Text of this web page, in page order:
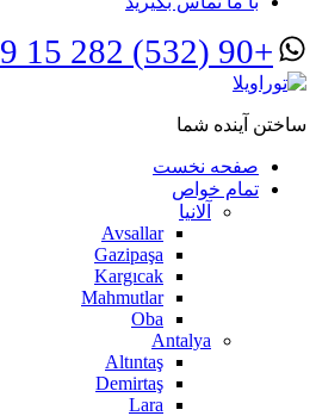
+90 (532) 282 15 99
ساختن آینده شما
صفحه نخست
تمام خواص
آلانیا
Avsallar
Gazipaşa
Kargıcak
Mahmutlar
Oba
Antalya
Altıntaş
Demirtaş
Lara